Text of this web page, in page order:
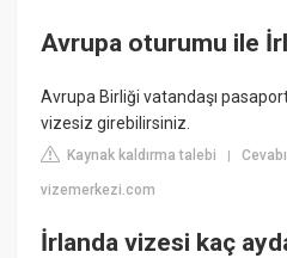
Avrupa oturumu ile
Avrupa Birliği vatandaşı
vizesiz girebilirsiniz.
Kaynak kaldırma talebi |
vizemerkezi.com
İrlanda vizesi kaç